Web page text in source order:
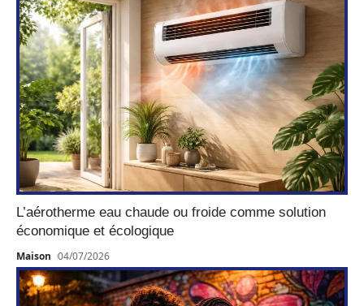
L’aérotherme eau chaude ou froide comme solution
économique et écologique
Maison 04/07/2026